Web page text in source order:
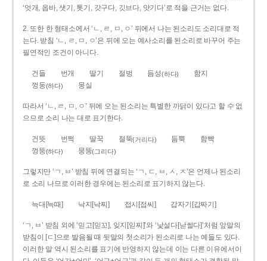
‘엇개, 옵바, 샛기, 톳기, 갓구다, 깃브다, 앗기다’로 적을 근거는 없다.
2. 또한 한 형태소에서 ‘ㄴ, ㄹ, ㅁ, ㅇ’ 뒤에서 나는 된소리도 소리대로 적
는다. 받침 ‘ㄴ, ㄹ, ㅁ, ㅇ’은 뒤에 오는 예사소리를 된소리로 바꾸어 주는
필연적인 조건이 아니다.
건들 번개 딸기 절벙 듬성(하다)
함지
껑둥(하다) 뭉실
따라서 ‘ㄴ, ㄹ, ㅁ, ㅇ’ 뒤에 오는 된소리는 특별한 까닭이 있다고 할 수 없
으므로 소리 나는 대로 표기한다.
건뜻 번쩍 딸꾹 절뚝(거리다) 듬뿍
함빡
껑뚱(하다) 뭉뚱(그리다)
그렇지만 ‘ㄱ, ㅂ’ 받침 뒤에 연결되는 ‘ㄱ, ㄷ, ㅂ, ㅅ, ㅈ’은 언제나 된소리
로 소리 나므로 이러한 경우에는 된소리로 표기하지 않는다.
늑대[늑때] 낙지[낙찌] 접시[접씨] 갑자기[갑짜기]
‘ㄱ, ㅂ’ 받침 외에 ‘믿고[믿꼬], 잊지[읻찌]’와 ‘낯설다[낟썰다]’처럼 앞말의
받침이 [ㄷ]으로 발음될 때 뒷말의 첫소리가 된소리로 나는 예들도 있다.
이러한 말 역시 된소리를 표기에 반영하지 않는데 이는 다른 이유에서이